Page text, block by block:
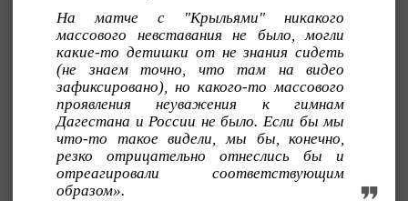
На матче с "Крыльями" никакого
массового невставания не было, могли
какие-то детишки от не знания сидеть
(не знаем точно, что там на видео
зафиксировано), но какого-то массового
проявления неуважения к гимнам
Дагестана и России не было. Если бы мы
что-то такое видели, мы бы, конечно,
резко отрицательно отнеслись бы и
отреагировали соответствующим
образом».